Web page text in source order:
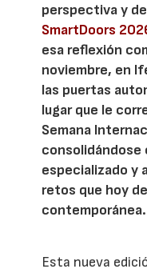
perspectiva y
SmartDoors
esa reflexión
noviembre, en
las puertas
lugar que le
Semana
consolidándose
especializado y
retos que hoy
contemporánea.
Esta nueva